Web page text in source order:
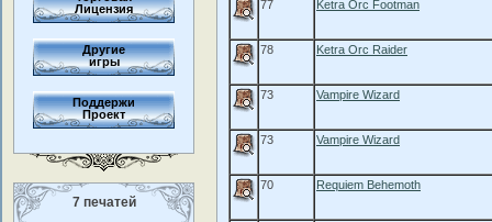
Лицензия
Другие
игры
Поддержи
Проект
7 печатей
77 Ketra Orc Footman
78 Ketra Orc Raider
73 Vampire Wizard
73 Vampire Wizard
70 Requiem Behemoth